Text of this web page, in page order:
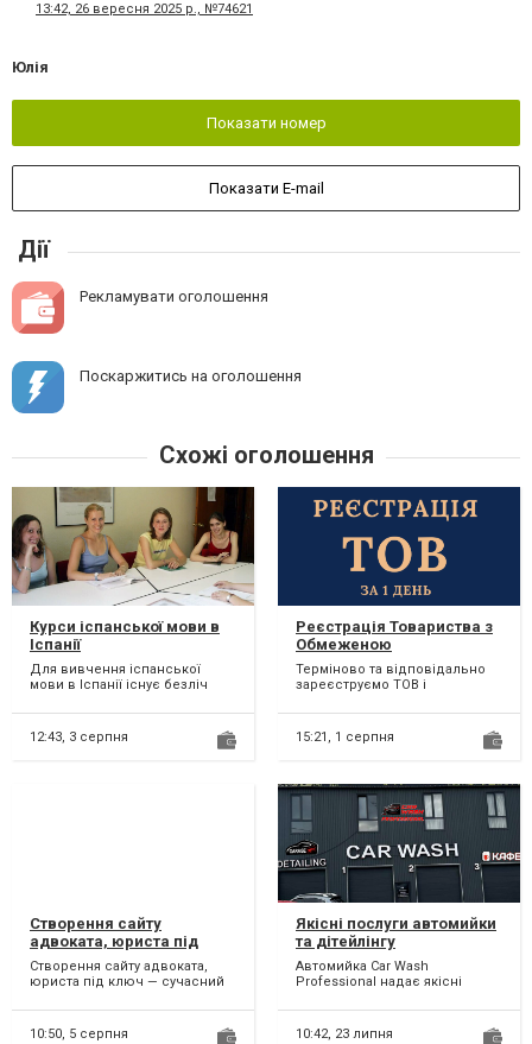
13:42, 26 вересня 2025 р., №74621
Юлія
Показати номер
Показати E-mail
Дії
Рекламувати оголошення
Поскаржитись на оголошення
Схожі оголошення
Курси іспанської мови в
Іспанії
Для вивчення іспанської
мови в Іспанії існує безліч
надає чудову можл...
12:43, 3 серпня
Реєстрація Товариства з
Обмеженою
Відповідальністю з ПДВ,
єдиним податком.
Терміново та відповідально
зареєструємо ТОВ і
ПДВ, єдиного податку. Для р...
15:21, 1 серпня
Створення сайту
адвоката, юриста під
ключ
Створення сайту адвоката,
юриста під ключ — сучасний
і формує довіру...
10:50, 5 серпня
Якісні послуги автомийки
та дітейлінгу
Автомийка Car Wash
Professional надає якісні
дітейлінгу жителям Києва.
Використ...
10:42, 23 липня